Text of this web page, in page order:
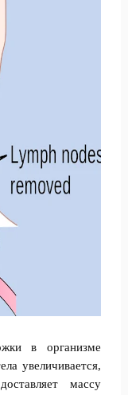
в организме
увеличивается,
массу